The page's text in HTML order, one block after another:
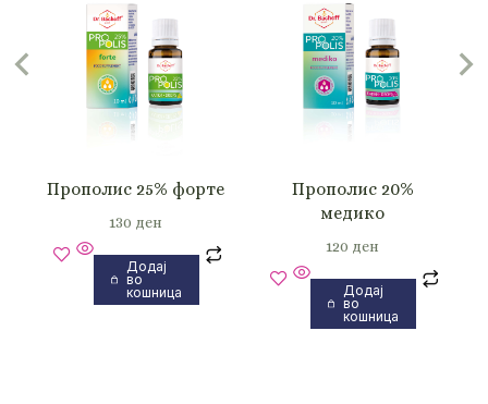
Прополис 25% форте
130 ден
Додај
во
кошница
Прополис 20%
медико
120 ден
Додај
во
кошница